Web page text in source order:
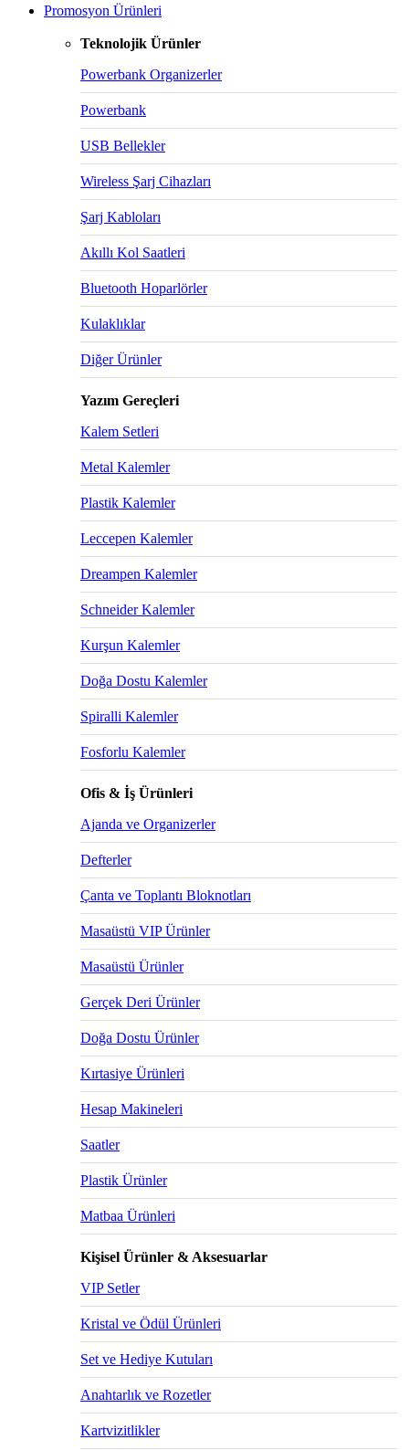
Promosyon Ürünleri
Teknolojik Ürünler
Powerbank Organizerler
Powerbank
USB Bellekler
Wireless Şarj Cihazları
Şarj Kabloları
Akıllı Kol Saatleri
Bluetooth Hoparlörler
Kulaklıklar
Diğer Ürünler
Yazım Gereçleri
Kalem Setleri
Metal Kalemler
Plastik Kalemler
Leccepen Kalemler
Dreampen Kalemler
Schneider Kalemler
Kurşun Kalemler
Doğa Dostu Kalemler
Spiralli Kalemler
Fosforlu Kalemler
Ofis & İş Ürünleri
Ajanda ve Organizerler
Defterler
Çanta ve Toplantı Bloknotları
Masaüstü VIP Ürünler
Masaüstü Ürünler
Gerçek Deri Ürünler
Doğa Dostu Ürünler
Kırtasiye Ürünleri
Hesap Makineleri
Saatler
Plastik Ürünler
Matbaa Ürünleri
Kişisel Ürünler & Aksesuarlar
VIP Setler
Kristal ve Ödül Ürünleri
Set ve Hediye Kutuları
Anahtarlık ve Rozetler
Kartvizitlikler